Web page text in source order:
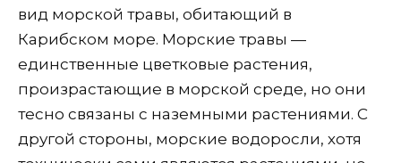
вид морской травы, обитающий в
Карибском море. Морские травы —
единственные цветковые растения,
произрастающие в морской среде, но они
тесно связаны с наземными растениями. С
другой стороны, морские водоросли, хотя